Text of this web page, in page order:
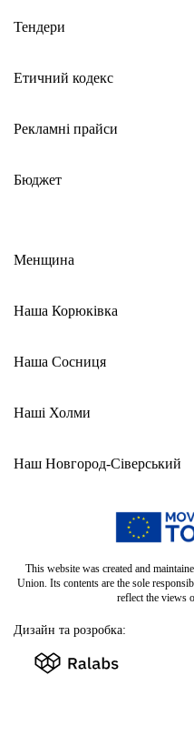
Тендери
Етичний кодекс
Рекламні прайси
Бюджет
Менщина
Наша Корюківка
Наша Сосниця
Наші Холми
Наш Новгород-Сіверський
This website was created and
Union. Its contents are the sole
reflect the views
Дизайн та розробка: